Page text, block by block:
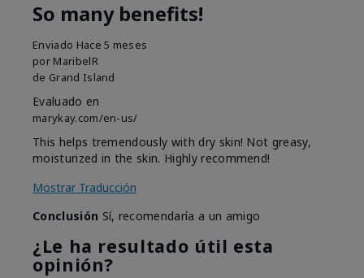
So many benefits!
Enviado Hace 5 meses
por MaribelR
de Grand Island
Evaluado en
marykay.com/en-us/
This helps tremendously with dry skin! Not greasy,
moisturized in the skin. Highly recommend!
Mostrar Traducción
Conclusión Sí, recomendaría a un amigo
¿Le ha resultado útil esta
opinión?